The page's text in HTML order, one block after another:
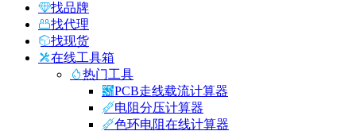
找品牌
找代理
找现货
在线工具箱
热门工具
PCB走线载流计算器
电阻分压计算器
色环电阻在线计算器